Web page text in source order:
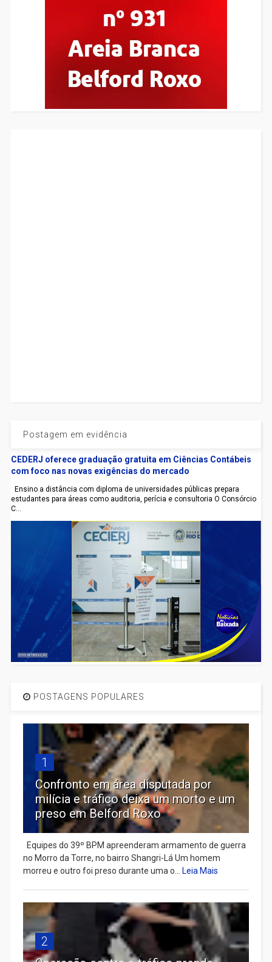
Postagem em evidência
CEDERJ oferece graduação gratuita em Ciências Contábeis
com foco nas novas exigências do mercado
Ensino a distância com diploma de universidades públicas prepara
estudantes para áreas como auditoria, perícia e consultoria O Consórcio
C...
POSTAGENS POPULARES
1
Confronto em área disputada por
milícia e tráfico deixa um morto e um
preso em Belford Roxo
Equipes do 39º BPM apreenderam armamento de guerra
no Morro da Torre, no bairro Shangri-Lá Um homem
morreu e outro foi preso durante uma o...
Leia Mais
2